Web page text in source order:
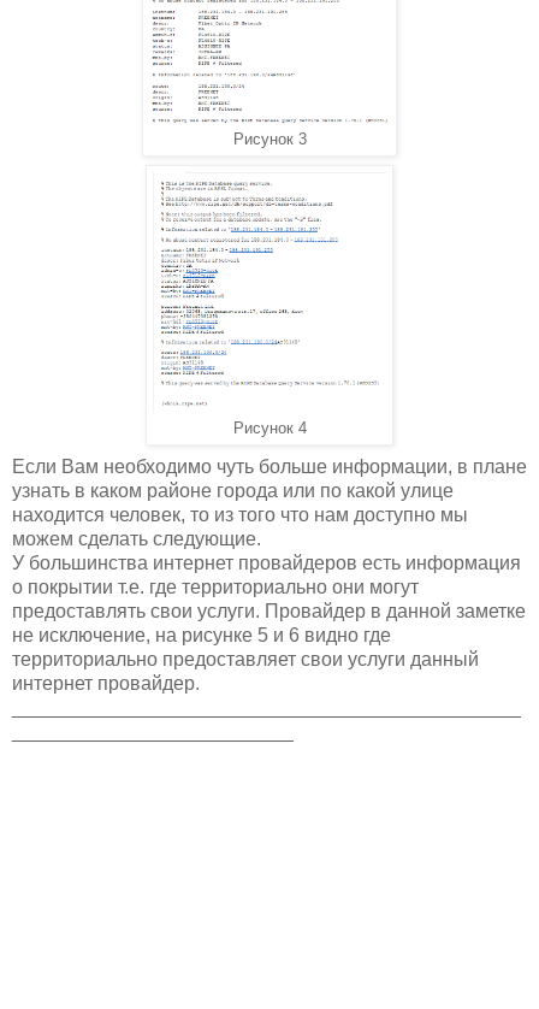
Рисунок 3
Рисунок 4
Если Вам необходимо чуть больше информации, в плане
узнать в каком районе города или по какой улице
находится человек, то из того что нам доступно мы
можем сделать следующие.
У большинства интернет провайдеров есть информация
о покрытии т.е. где территориально они могут
предоставлять свои услуги. Провайдер в данной заметке
не исключение, на рисунке 5 и 6 видно где
территориально предоставляет свои услуги данный
интернет провайдер.